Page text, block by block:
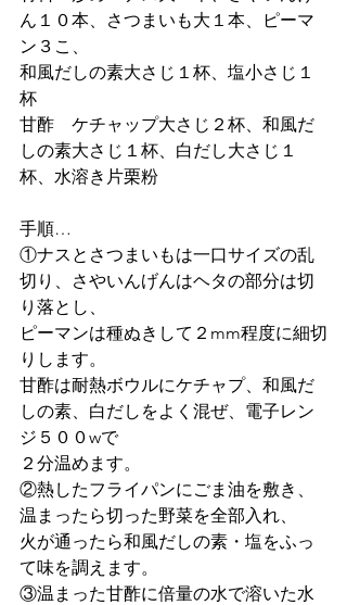
ん１０本、さつまいも大１本、ピーマ
ン３こ、
和風だしの素大さじ１杯、塩小さじ１
杯
甘酢　ケチャップ大さじ２杯、和風だ
しの素大さじ１杯、白だし大さじ１
杯、水溶き片栗粉
手順…
①ナスとさつまいもは一口サイズの乱
切り、さやいんげんはヘタの部分は切
り落とし、
ピーマンは種ぬきして２mm程度に細切
りします。
甘酢は耐熱ボウルにケチャプ、和風だ
しの素、白だしをよく混ぜ、電子レン
ジ５００wで
２分温めます。
②熱したフライパンにごま油を敷き、
温まったら切った野菜を全部入れ、
火が通ったら和風だしの素・塩をふっ
て味を調えます。
③温まった甘酢に倍量の水で溶いた水